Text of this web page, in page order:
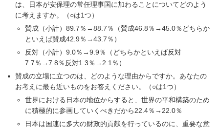
は、日本が安保理の常任理事国に加わることについてどのよう
に考えますか。（○は1つ）
賛成（小計）89.7％→88.7％（賛成46.8％→45.0％どちらか
といえば賛成42.9％→43.7％）
反対（小計）9.0％→9.9％（どちらかといえば反対
7.7％→7.8％反対1.3％→2.1％）
賛成の立場に立つのは、どのような理由からですか。あなたの
お考えに最も近いものをお答えください。（○は1つ）
世界における日本の地位からすると、世界の平和構築のため
に積極的に参画していくべきだから22.4％→22.0％
日本は国連に多大の財政的貢献を行っているのに、重要な意